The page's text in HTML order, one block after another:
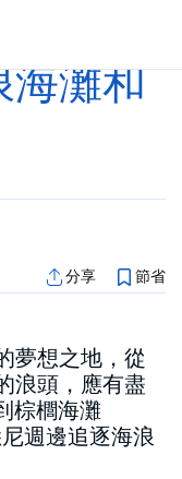
海灘和
分享 節省
夢想之地，從
浪頭，應有盡
棕櫚海灘
週邊追逐海浪